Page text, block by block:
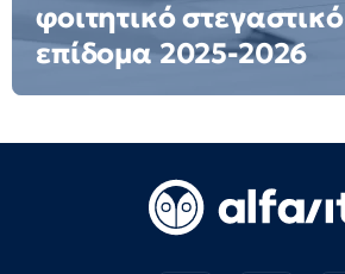
φοιτητικό στεγαστικό
επίδομα 2025-2026